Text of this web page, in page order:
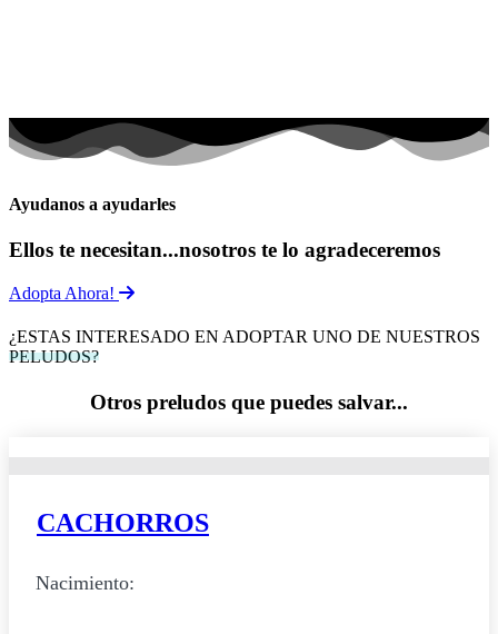
Ayudanos a ayudarles
Ellos te necesitan...nosotros te lo agradeceremos
Adopta Ahora!
¿ESTAS INTERESADO EN ADOPTAR UNO DE NUESTROS
PELUDOS?
Otros preludos que puedes salvar...
CACHORROS
Nacimiento: